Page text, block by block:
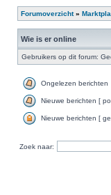
Forumoverzicht»
Wie is er online
Gebruikers op dit forum:
Ongelezen berichten
Nieuwe berichten [
Nieuwe berichten [
Zoek naar: